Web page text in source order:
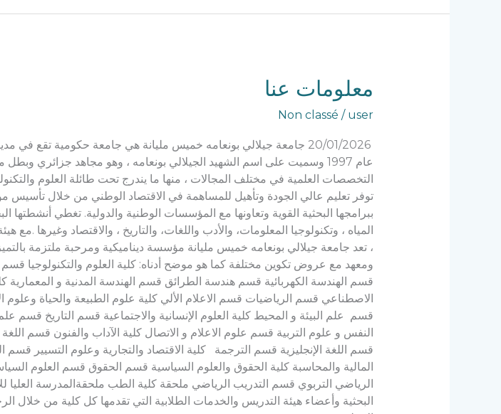
معلومات عنا
Non classé / user
20/01/2026 جامعة جيلالي بونعامه خميس مليانة هي جامعة حكومية
عام 1997 وسميت على اسم الشهيد الجيلالي بونعامه ، وهو مجاهد جزائري
التخصصات العلمية في مختلف المجالات ، منها ما يندرج تحت طائلة العلوم
توفر تعليم عالي الجودة وتأهيل للمساهمة في الاقتصاد الوطني من خلال
ببرامجها البحثية القوية وتعاونها مع المؤسسات الوطنية والدولية. تغطي
المياه ، وتكنولوجيا المعلومات، والأدب واللغات، والتاريخ ، والاقتصاد وغيرها
ومعهد مع عروض تكوين مختلفة كما هو موضح أدناه: كلية العلوم والتكنولوجيا
قسم الهندسة الكهربائية قسم هندسة الطرائق قسم الهندسة المدنية و المعمارية
الاصطناعي قسم الرياضيات قسم الاعلام الألي كلية علوم الطبيعة والحياة
قسم علم البيئة و المحيط كلية العلوم الإنسانية والاجتماعية قسم التاريخ قسم
النفس و علوم التربية قسم علوم الاعلام و الاتصال كلية الآداب والفنون قسم
قسم اللغة الإنجليزية قسم الترجمة كلية الاقتصاد والتجارية وعلوم التسيير
المالية والمحاسبة كلية الحقوق والعلوم السياسية قسم الحقوق قسم العلوم
الرياضي التربوي قسم التدريب الرياضي ملحقة كلية الطب ملحقةالمدرسة
معلومات
عنا